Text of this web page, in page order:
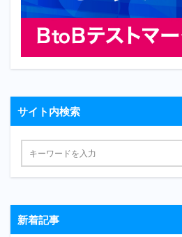
サイト内検索
新着記事